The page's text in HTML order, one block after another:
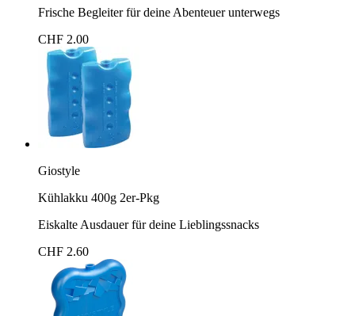
Frische Begleiter für deine Abenteuer unterwegs
CHF 2.00
Giostyle
Kühlakku 400g 2er-Pkg
Eiskalte Ausdauer für deine Lieblingssnacks
CHF 2.60